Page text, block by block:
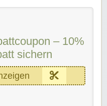
Shoppen und
– 10%
sichern